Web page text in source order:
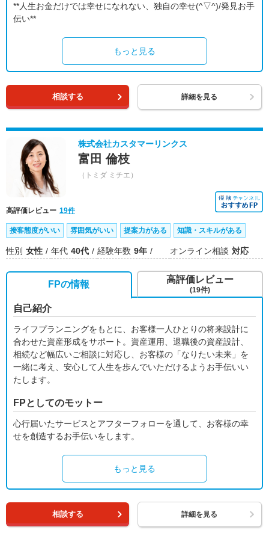
**人生お金だけでは幸せになれない、独自の幸せ(^▽^)/発見お手
伝い**
もっと見る
相談する 詳細を見る
株式会社カスタマーリンクス
富田 倫枝
（トミダ ミチエ）
高評価レビュー 19件
接客態度がいい 雰囲気がいい 提案力がある 知識・スキルがある
性別 女性 年代 40代 経験年数 9年 オンライン相談 対応
FPの情報
自己紹介
ライフプランニングをもとに、お客様一人ひとりの将来設計に
合わせた資産形成をサポート。資産運用、退職後の資産設計、
相続など幅広いご相談に対応し、お客様の「なりたい未来」を
一緒に考え、安心して人生を歩んでいただけるようお手伝いい
たします。
FPとしてのモットー
心行届いたサービスとアフターフォローを通して、お客様の幸
せを創造するお手伝いをします。
もっと見る
高評価レビュー
(19件)
相談する 詳細を見る